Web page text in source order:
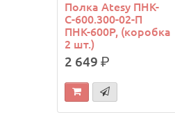
Полка Atesy ПНК-
С-600.300-02-П
ПНК-600Р, (коробка
2 шт.)
2 649р.